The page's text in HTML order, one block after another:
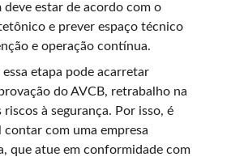
deve estar de acordo com o
e prever espaço técnico
e operação contínua.
essa etapa pode acarretar
do AVCB, retrabalho na
riscos à segurança. Por isso, é
com uma empresa
que atue em conformidade com